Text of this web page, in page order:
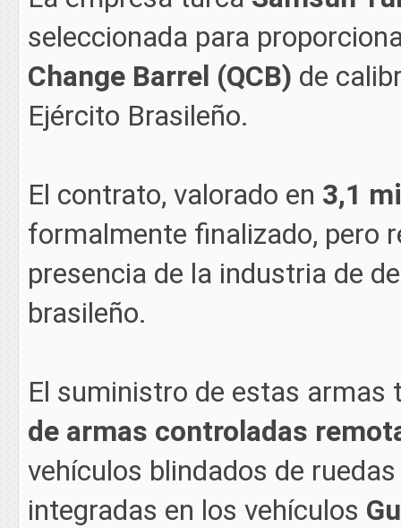
seleccionada para
Change Barrel (QCB) de
Ejército Brasileño.
El contrato, valorado en 3,1
formalmente finalizado, pero
presencia de la industria de
brasileño.
El suministro de estas
de armas controladas
vehículos blindados de
integradas en los vehículos